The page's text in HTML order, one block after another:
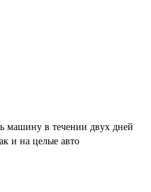
машину в течении двух дней
и на целые авто